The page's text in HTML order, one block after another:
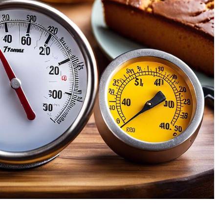
Cuisson,
plage de
de -50 à 300
Celsius; Basculer
entre Celsius ou
Thermomètre
parfait pour le
le fumoir, le
et la cuisson en
air et mesurer la
de diverses
chaudes.
Thermomètre
Votre Choix
Le thermomètre à
dans la cuisine, le
la fabrication
chaudes, la
de bonbons,
devient
! TempPro
la même
quelle direction, ce qui est
pratique pour les droitiers
comme pour les gauchers
INTELLIGENT ET DIGITAL
: Fonction de verrouillage,
vous pouvez « HOLD » la
valeur de la thermomètre
de cuisine sur l'écran pour
lire la température loin de
la source de chaleur ;
Fonction on/off
intelligente, la sonde du
thermomètre s'ouvre ou
se ferme
automatiquement lorsque
vous dépliez ou repliez la
sonde. Si le thermometre
alimentaire n'est pas
utilisé pendant 10 minutes,
automatiquement pour
économiser
intelligemment l'énergie